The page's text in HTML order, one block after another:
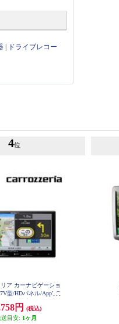
ドライブレコー
4位
ア カーナビゲーショ
型/HDパネル/AppleC
SD/チューナー・AV一
ーナビ] AVIC-RZ722
円
(税込)
送目安: 1ヶ月